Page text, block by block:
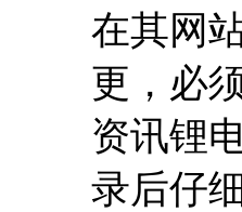
在其网
更，必
资讯锂
录后仔